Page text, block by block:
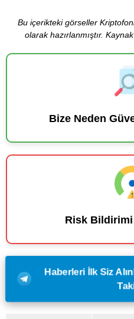
Bu içerikteki görseller
olarak hazırlanmıştır.
Bize Neden
Risk Bildirimi
Haberleri İlk Siz